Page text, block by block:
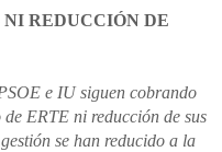
REDUCCIÓN DE
e IU siguen cobrando
ERTE ni reducción de sus
se han reducido a la